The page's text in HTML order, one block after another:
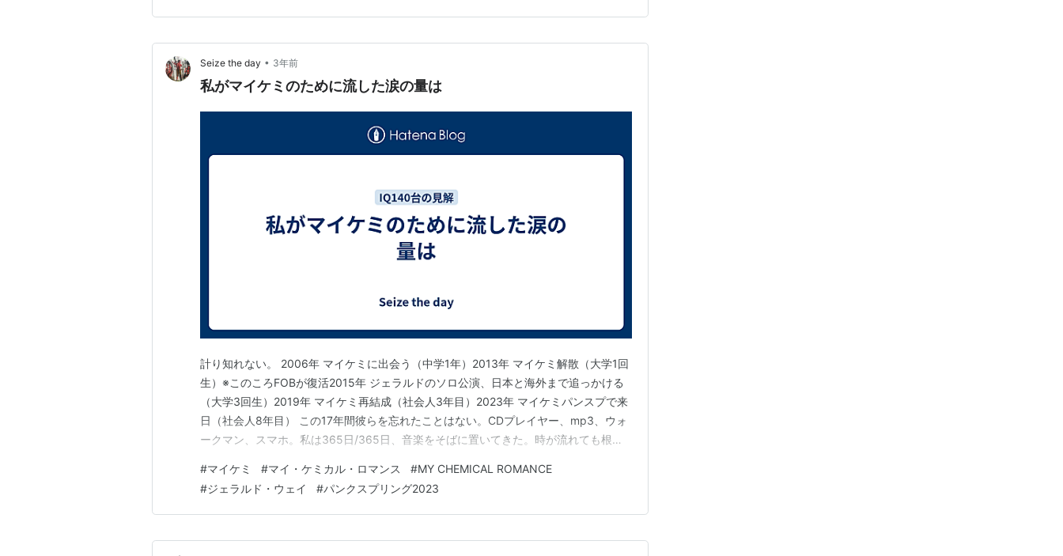
Seize the day • 3年前
私がマイケミのために流した涙の量は
計り知れない。 2006年 マイケミに出会う（中学1年）2013年 マイケミ解散（大学1回
生）※このころFOBが復活2015年 ジェラルドのソロ公演、日本と海外まで追っかける
（大学3回生）2019年 マイケミ再結成（社会人3年目）2023年 マイケミパンスプで来
日（社会人8年目） この17年間彼らを忘れたことはない。CDプレイヤー、mp3、ウォ
ークマン、スマホ。私は365日/365日、音楽をそばに置いてきた。時が流れても根底
く異なるテーマを打ち出すため、サウンドや歌詞のテイストが様変わりするという特徴
がある。最も売れ…
#マイケミ #マイ・ケミカル・ロマンス #MY CHEMICAL ROMANCE
#ジェラルド・ウェイ #パンクスプリング2023